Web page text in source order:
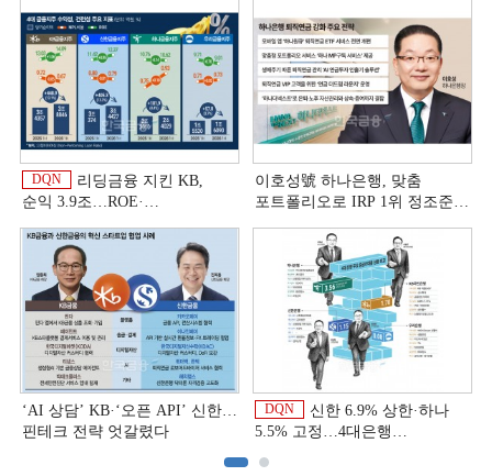
DQN
리딩금융 지킨 KB,
순익 3.9조…ROE·
상반기 금융 리그테이블]
이호성號 하나은행, 맞춤
포트폴리오로 IRP 1위 정조준
‘AI 상담’ KB·‘오픈 API’ 신한…
핀테크 전략 엇갈렸다
DQN
신한 6.9% 상한·하나
5.5% 고정…4대은행